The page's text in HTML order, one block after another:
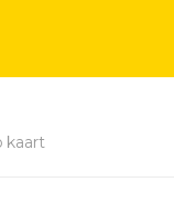
kaart